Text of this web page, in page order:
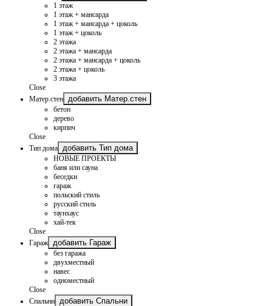
1 этаж
1 этаж + мансарда
1 этаж + мансарда + цоколь
1 этаж + цоколь
2 этажа
2 этажа + мансарда
2 этажа + мансарда + цоколь
2 этажа + цоколь
3 этажа
Close
Матер.стен
добавить Матер.стен
бетон
дерево
кирпич
Close
Тип дома
добавить Тип дома
НОВЫЕ ПРОЕКТЫ
баня или сауна
беседки
гараж
польский стиль
русский стиль
таунхаус
хай-тек
Close
Гараж
добавить Гараж
без гаража
двухместный
навес
одноместный
Close
Спальни
добавить Спальни